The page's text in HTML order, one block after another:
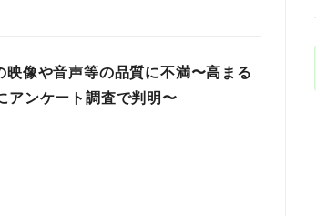
像や音声等の品質に不満〜高まる
アンケート調査で判明〜